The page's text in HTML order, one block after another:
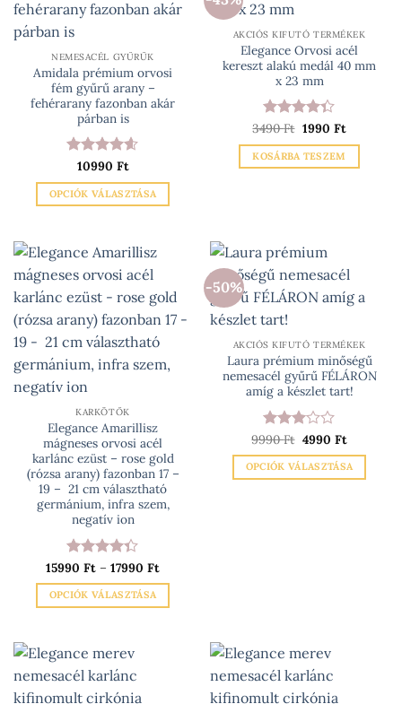
van.
változatok
a
termékoldalon
választhatók
ki
NEMESACÉL GYŰRŰK
Amidala prémium orvosi
fém gyűrű arany –
fehérarany fazonban akár
párban is
Értékelés:
4.6/ 5
10990 Ft
OPCIÓK VÁLASZTÁSA
terméknek
több
variációja
A
változatok
a
ki
AKCIÓS KIFUTÓ TERMÉKEK
Elegance Orvosi acél
kereszt alakú medál 40 mm
x 23 mm
Értékelés:
4.33/ 5
3490Ft Original
price
was:
3490 Ft.
1990 FtCurrent
is:
KOSÁRBA TESZEM
KARKÖTŐK
Elegance Amarillisz
mágneses orvosi acél
karlánc ezüst – rose gold
(rózsa arany) fazonban 17 –
19 – 21 cm választható
germánium, infra szem,
negatív ion
Értékelés:
4.33/ 5
15990 Ft – 17990 Ft
-
OPCIÓK VÁLASZTÁSA
terméknek
több
variációja
-50%
AKCIÓS KIFUTÓ TERMÉKEK
Laura prémium minőségű
nemesacél gyűrű FÉLÁRON
amíg a készlet tart!
Értékelés:
3/ 5
9990Ft Original
price
was:
9990 Ft.
4990 FtCurrent
is:
4990 Ft.
OPCIÓK VÁLASZTÁSA
termékoldalon
választhatók
ki